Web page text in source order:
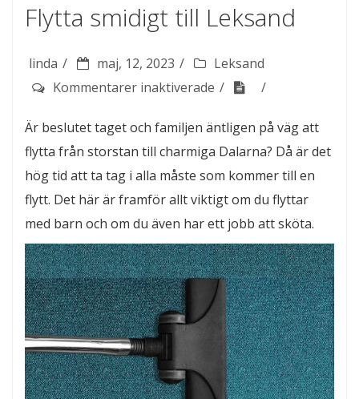
Flytta smidigt till Leksand
linda maj, 12, 2023
Leksand
Kommentarer inaktiverade för
smidigt
till
Leksand
Är beslutet taget och familjen äntligen på väg att
flytta från storstan till charmiga Dalarna? Då är det
hög tid att ta tag i alla måste som kommer till en
flytt. Det här är framför allt viktigt om du flyttar
med barn och om du även har ett jobb att sköta.